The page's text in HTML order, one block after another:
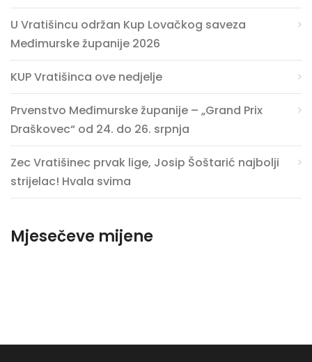
U Vratišincu održan Kup Lovačkog saveza
Međimurske županije 2026
KUP Vratišinca ove nedjelje
Prvenstvo Međimurske županije – „Grand Prix
Draškovec“ od 24. do 26. srpnja
Zec Vratišinec prvak lige, Josip Šoštarić najbolji
strijelac! Hvala svima
Mjesečeve mijene